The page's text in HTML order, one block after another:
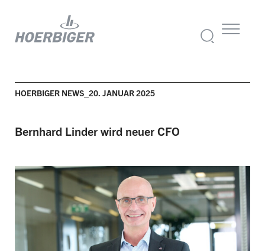
HOERBIGER NEWS_20. JANUAR 2025
Bernhard Linder wird neuer CFO